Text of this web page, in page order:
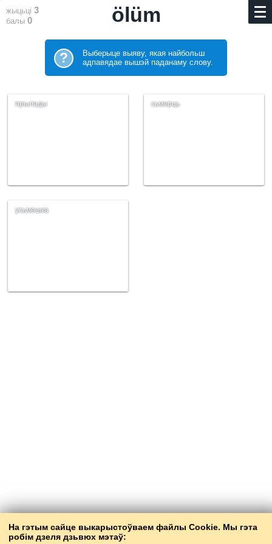
На гэтым сайце выкарыстоўваем файлы Cookie. Мы гэта
робім дзеля дзьвюх мэтаў:
жыцьці 3
балы 0 ölüm
?
Выберыце выяву, якая найбольш
адпавядае вышэй паданаму слову.
прылады сьмерць
усьмешка